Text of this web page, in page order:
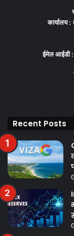
कार्यालय :
ईमेल आईडी :
Recent Posts